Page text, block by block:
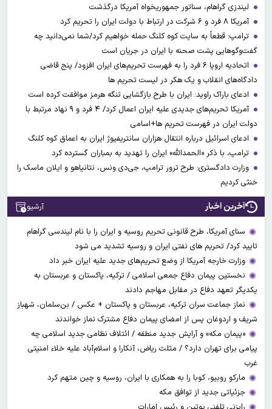
لیندزی گراهام، سناتور جمهوریخواه آمریکا درگذشت
آمریکا ۸ فرد و ۶ شرکت در ارتباط با دولت ایران را تحریم کرد
ترامپ: قطعاً به سایت کوه کلنگ حمله خواهیم کرد/شما نمی‌دانید چه
گفت‌وگوهایی پشت صحنه با ایران در جریان است
اتحادیه اروپا ۶ فرد را به فهرست تحریم‌های ایران افزود/ پنج قاضی
دادگاه‌های انقلاب و یک هکر در لیست تحریم ها
ادعای باراک راوید: ایران با طرح بازگشایی تنگه هرمز موافقت کرده است
آمریکا تحریم‌های جدیدی علیه ایران اعمال کرد/ ۴ فرد و ۹ نهاد مرتبط با
دولت ایران در فهرست تحریم ها+اسامی
ادعای اسرائیل درباره انتقال هزاران سانتریفیوژ ایران به اعماق کوه کلنگ
ترامپ، با ذکر «الحمدالله» ایران را تهدید به بمباران گسترده کرد
وزارت دادگستری: طرح ترور ترامپ، جی‌دی ونس، نتانیاهو و ایلان ماسک را
خنثی کردیم
آخرین اخبار آرشیو
سنای آمریکا، طرح قانونی تحریم روسیه و ایران را با نام لیندسی گراهام
تایید کرد/ تحریم های نفتی ایران و روسیه تشدید می شود
وزارت خارجه آمریکا از وضع تحریم‌های جدید علیه ایران خبر داد
نخستین پیمان دفاع جمعی اسلامی / ترکیه، پاکستان و عربستان به
یکدیگر تعهد دفاع در مقابل مهاجم دادند
نماز جماعت سران ترکیه، عربستان و پاکستان + عکس / بن‌سلمان، شهباز
شریف و اردوغان پس از امضای پیمان دفاع مشترک نماز خواندند
«پیمان مکه» و آرایش جدید منطقه / ائتلاف نظامی جدید اسلامی چه
پیامی برای تهران دارد؟ / مثلث ریاض، آنکارا و اسلام‌آباد علیه خلاء امنیتی
غرب
مارکو روبیو، کوبا را به همکاری با ایران، روسیه و چین متهم کرد
جزئیاتی جدید از توافق مکه